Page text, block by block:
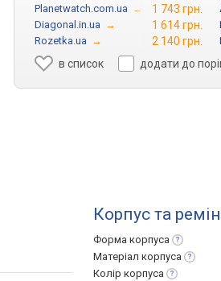
Planetwatch.com.ua → 1 743 грн.
Diagonal.in.ua → 1 614 грн.
Rozetka.ua → 2 140 грн.
в список
додати до
Корпус та
Форма корпуса
Матеріал корпуса
Колір корпуса